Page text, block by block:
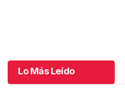
Lo Más Leído